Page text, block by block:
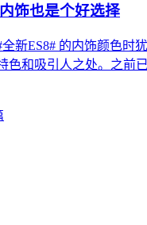
饰也是个好选择
新ES8# 的内饰颜色时
色和吸引人之处。之前